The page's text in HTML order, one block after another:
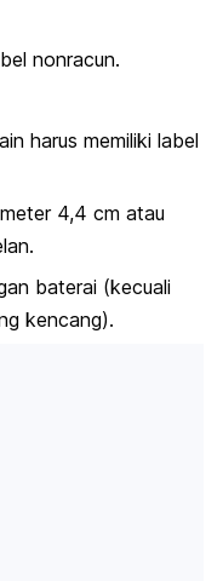
nonracun.
harus memiliki label
4,4 cm atau
baterai (kecuali
kencang).